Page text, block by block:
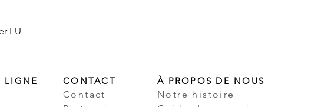
EU
LIGNE
CONTACT
Contact
À PROPOS DE NOUS
Notre histoire